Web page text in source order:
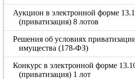
Аукцион в электронной форме
(приватизация) 8 лотов
Решения об условиях
имущества (178-ФЗ)
Конкурс в электронной форме
(приватизация) 1 лот